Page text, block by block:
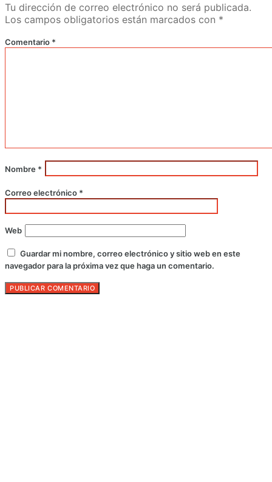
Tu dirección de correo electrónico no será publicada.
Los campos obligatorios están marcados con *
Comentario *
Nombre *
Correo electrónico *
Web
Guardar mi nombre, correo electrónico y sitio web en este
navegador para la próxima vez que haga un comentario.